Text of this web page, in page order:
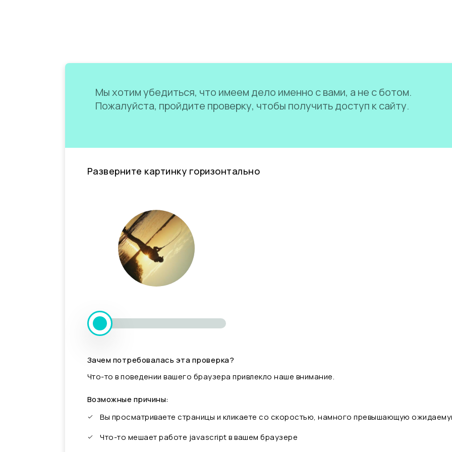
Мы хотим убедиться, что имеем дело именно с вами, а не с ботом.
Пожалуйста, пройдите проверку, чтобы получить доступ к сайту.
Разверните картинку горизонтально
Зачем потребовалась эта проверка?
Что-то в поведении вашего браузера привлекло наше внимание.
Возможные причины:
Вы просматриваете страницы и кликаете со скоростью, намного превышающую
Что-то мешает работе javascript в вашем браузере